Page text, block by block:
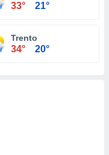
33° 21°
Trento
34° 20°